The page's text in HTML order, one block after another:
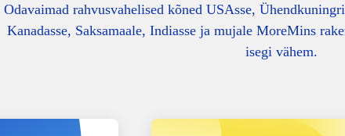
Odavaimad rahvusvahelised kõned USAsse,
Kanadasse, Saksamaale, Indiasse ja mujale MoreMins
isegi vähem.